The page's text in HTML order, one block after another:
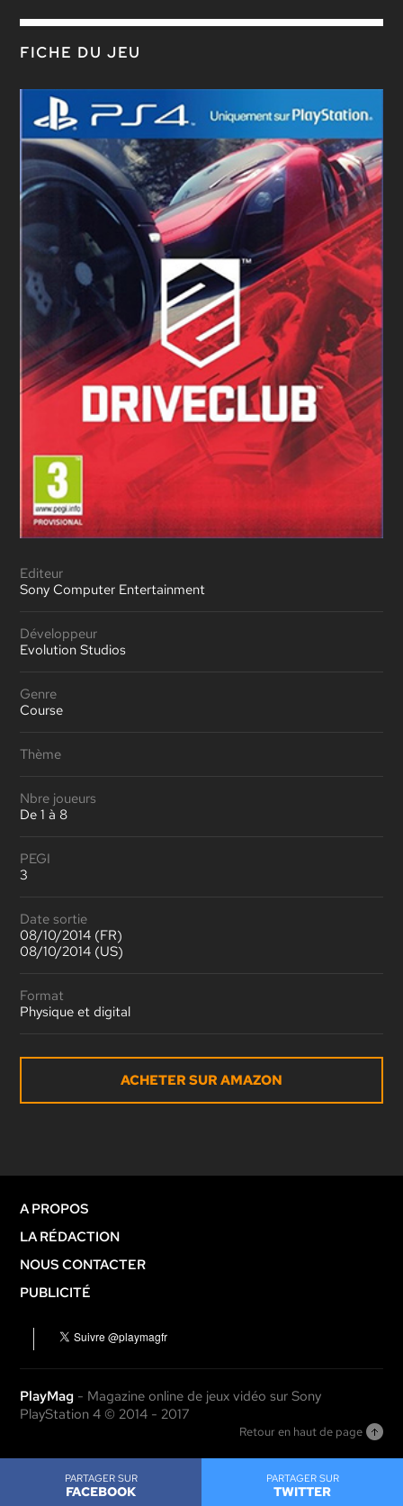
PARTAGER SUR
FACEBOOK
PARTAGER SUR
TWITTER
FICHE DU JEU
Editeur
Sony Computer Entertainment
Développeur
Evolution Studios
Genre
Course
Thème
Nbre joueurs
De 1 à 8
PEGI
3
Date sortie
08/10/2014 (FR)
08/10/2014 (US)
Format
Physique et digital
ACHETER SUR AMAZON
A PROPOS
LA RÉDACTION
NOUS CONTACTER
PUBLICITÉ
PlayMag - Magazine online de jeux vidéo sur Sony
PlayStation 4 © 2014 - 2017
Retour en haut de page